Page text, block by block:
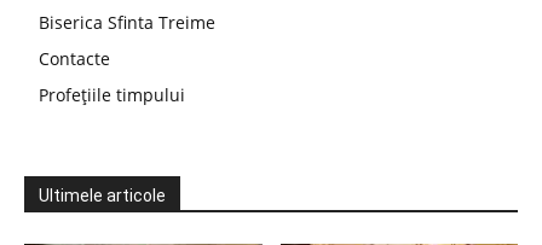
Biserica Sfinta Treime
Contacte
Profețiile timpului
Ultimele articole